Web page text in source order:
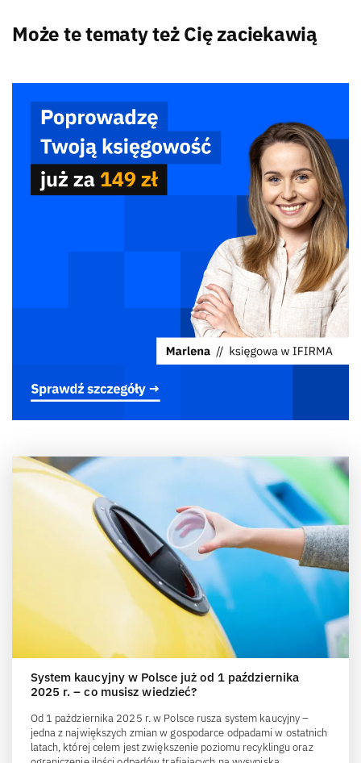
Może te tematy też Cię zaciekawią
System kaucyjny w Polsce już od 1 października
2025 r. – co musisz wiedzieć?
Od 1 października 2025 r. w Polsce rusza system kaucyjny –
jedna z największych zmian w gospodarce odpadami w ostatnich
latach, której celem jest zwiększenie poziomu recyklingu oraz